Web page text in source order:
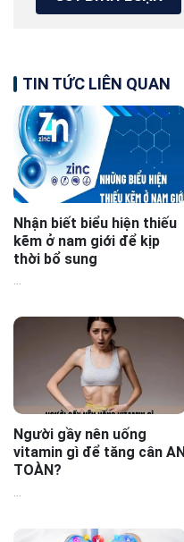
TIN TỨC LIÊN QUAN
Nhận biết biểu hiện thiếu
kẽm ở nam giới để kịp
thời bổ sung
Người gầy nên uống
vitamin gì để tăng cân AN
TOÀN?